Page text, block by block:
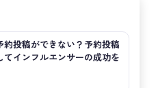
約投稿ができない？予約投稿
てインフルエンサーの成功を